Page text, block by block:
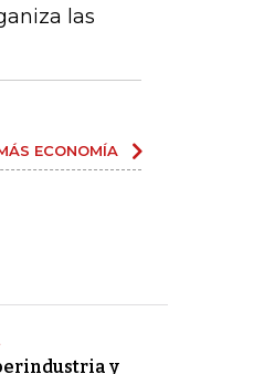
las
ECONOMÍA
y